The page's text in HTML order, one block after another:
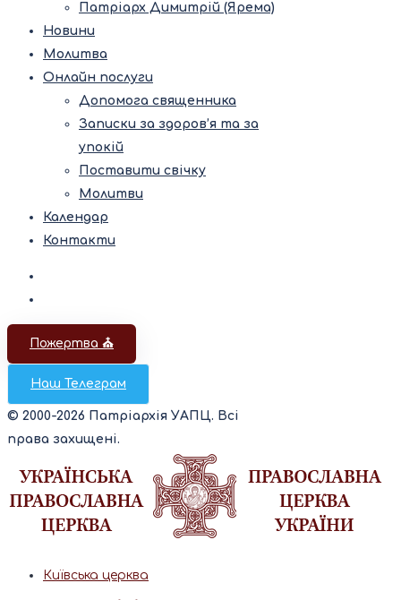
Патріарх Димитрій (Ярема)
Новини
Молитва
Онлайн послуги
Допомога священника
Записки за здоров’я та за
упокій
Поставити свічку
Молитви
Календар
Контакти
Пожертва ⛪️
Наш Телеграм
© 2000-2026 Патріархія УАПЦ. Всі
права захищені.
Київська церква